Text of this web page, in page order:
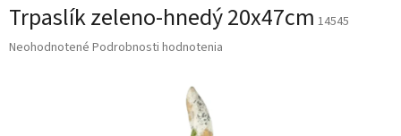
Trpaslík zeleno-hnedý 20x47cm 14545
Priemerné
Neohodnotené Podrobnosti hodnotenia